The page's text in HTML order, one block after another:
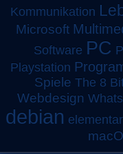
Kommunikation
Microsoft
Software PC
Playstation
Spiele The 8
Webdesign
debian